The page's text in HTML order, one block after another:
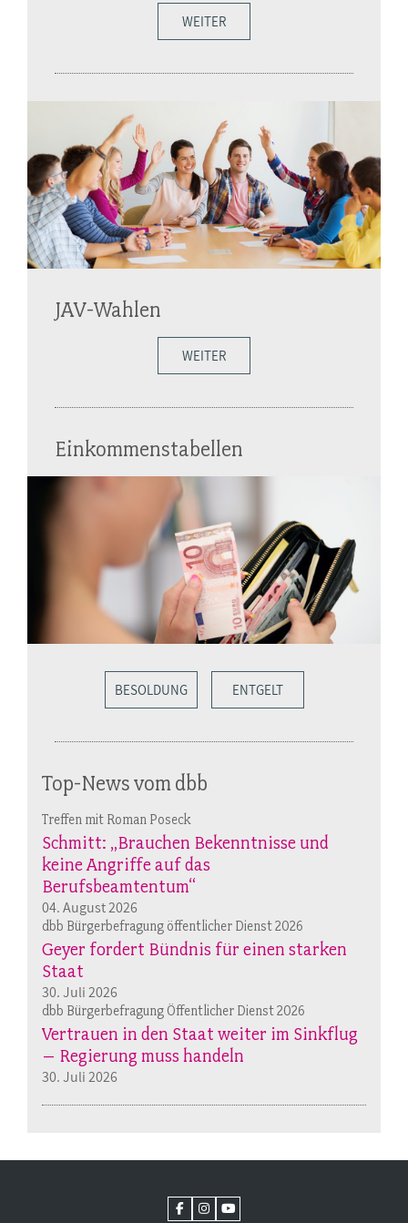
WEITER
JAV-Wahlen
WEITER
Einkommenstabellen
BESOLDUNG ENTGELT
Top-News vom dbb
Treffen mit Roman Poseck
Schmitt: „Brauchen Bekenntnisse und
keine Angriffe auf das
Berufsbeamtentum“
04. August 2026
dbb Bürgerbefragung öffentlicher Dienst 2026
Geyer fordert Bündnis für einen starken
Staat
30. Juli 2026
dbb Bürgerbefragung Öffentlicher Dienst 2026
Vertrauen in den Staat weiter im Sinkflug
– Regierung muss handeln
30. Juli 2026